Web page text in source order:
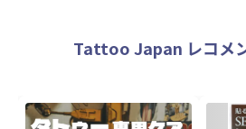
Tattoo Japan レコメ